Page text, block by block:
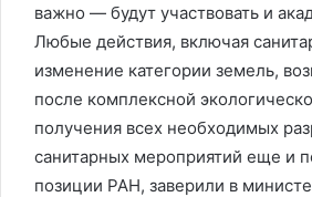
важно — будут участвовать и
Любые действия, включая
изменение категории земель,
после комплексной
получения всех необходимых
санитарных мероприятий еще и
позиции РАН, заверили в